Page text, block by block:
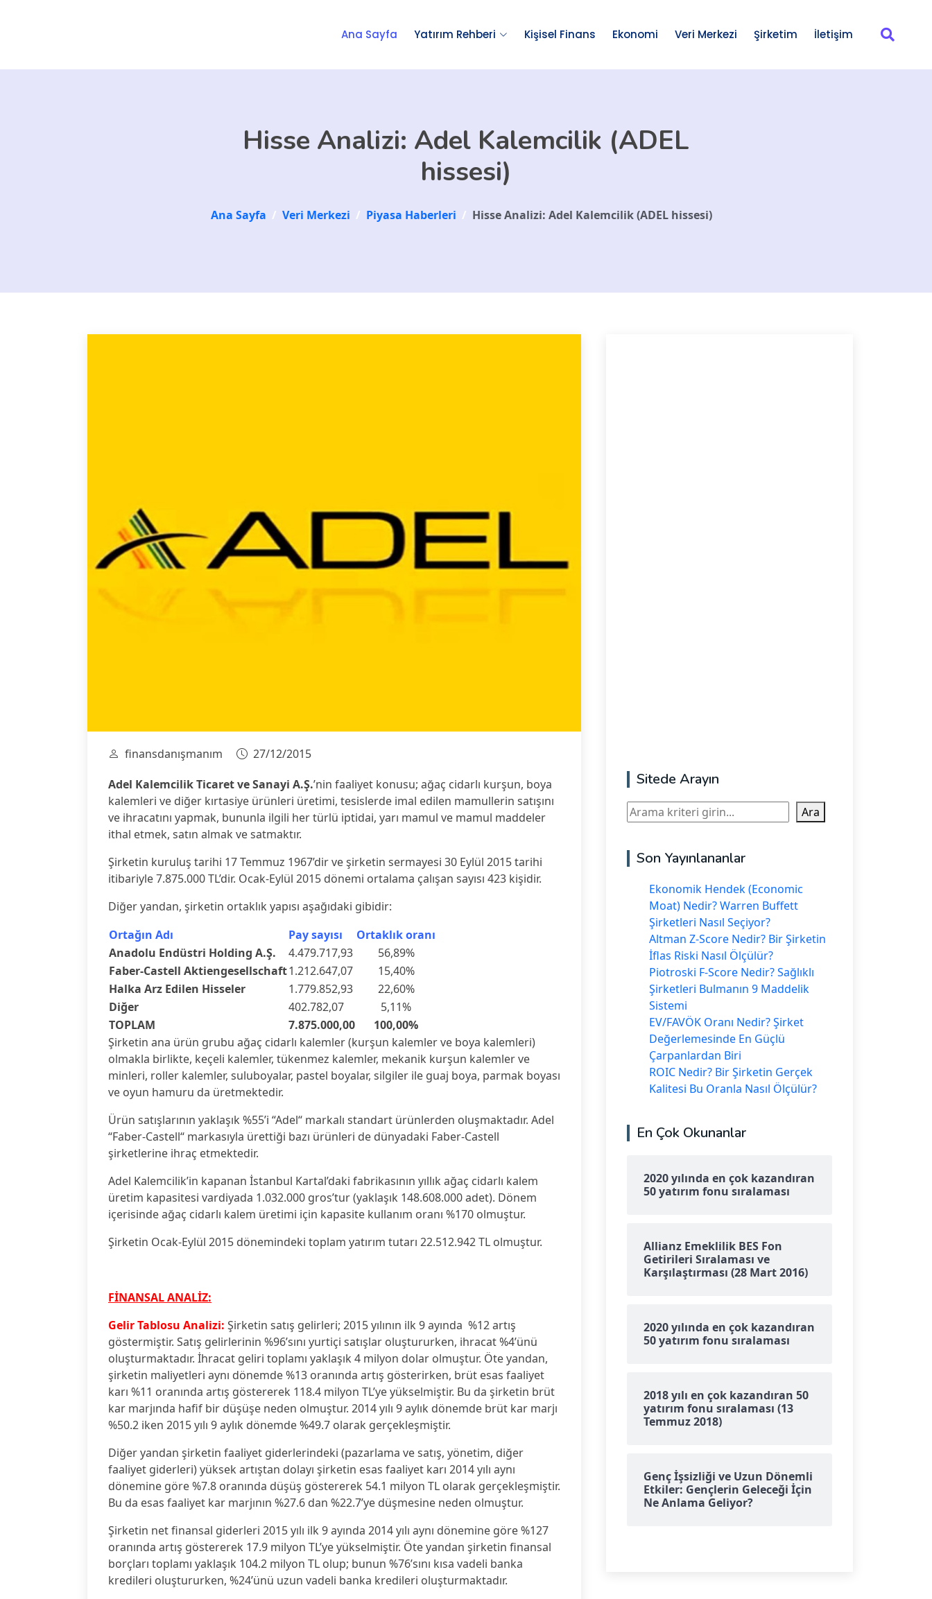
Ana Sayfa Yatırım Rehberi Kişisel Finans Ekonomi Veri Merkezi Şirketim İletişim
Hisse Analizi: Adel Kalemcilik (ADEL
hissesi)
Ana Sayfa / Veri Merkezi / Piyasa Haberleri / Hisse Analizi: Adel Kalemcilik (ADEL hissesi)
finansdanışmanım
27/12/2015
Adel Kalemcilik Ticaret ve Sanayi A.Ş.’nin faaliyet konusu; ağaç cidarlı kurşun, boya
kalemleri ve diğer kırtasiye ürünleri üretimi, tesislerde imal edilen mamullerin satışını
ve ihracatını yapmak, bununla ilgili her türlü iptidai, yarı mamul ve mamul maddeler
ithal etmek, satın almak ve satmaktır.
Şirketin kuruluş tarihi 17 Temmuz 1967’dir ve şirketin sermayesi 30 Eylül 2015 tarihi
itibariyle 7.875.000 TL’dir. Ocak-Eylül 2015 dönemi ortalama çalışan sayısı 423 kişidir.
Diğer yandan, şirketin ortaklık yapısı aşağıdaki gibidir:
Ortağın Adı
Pay sayısı
Ortaklık oranı
Anadolu Endüstri Holding A.Ş.
4.479.717,93
56,89%
Faber-Castell Aktiengesellschaft1.212.647,07
15,40%
Halka Arz Edilen Hisseler
1.779.852,93
22,60%
Diğer
402.782,07
5,11%
TOPLAM
7.875.000,00
100,00%
Şirketin ana ürün grubu ağaç cidarlı kalemler (kurşun kalemler ve boya kalemleri)
olmakla birlikte, keçeli kalemler, tükenmez kalemler, mekanik kurşun kalemler ve
minleri, roller kalemler, suluboyalar, pastel boyalar, silgiler ile guaj boya, parmak boyası
ve oyun hamuru da üretmektedir.
Ürün satışlarının yaklaşık %55’i “Adel“ markalı standart ürünlerden oluşmaktadır. Adel
“Faber-Castell“ markasıyla ürettiği bazı ürünleri de dünyadaki Faber-Castell
şirketlerine ihraç etmektedir.
Adel Kalemcilik’in kapanan İstanbul Kartal’daki fabrikasının yıllık ağaç cidarlı kalem
üretim kapasitesi vardiyada 1.032.000 gros’tur (yaklaşık 148.608.000 adet). Dönem
içerisinde ağaç cidarlı kalem üretimi için kapasite kullanım oranı %170 olmuştur.
Şirketin Ocak-Eylül 2015 dönemindeki toplam yatırım tutarı 22.512.942 TL olmuştur.
FİNANSAL ANALİZ:
Gelir Tablosu Analizi: Şirketin satış gelirleri; 2015 yılının ilk 9 ayında %12 artış
göstermiştir. Satış gelirlerinin %96’sını yurtiçi satışlar oluştururken, ihracat %4’ünü
oluşturmaktadır. İhracat geliri toplamı yaklaşık 4 milyon dolar olmuştur. Öte yandan,
şirketin maliyetleri aynı dönemde %13 oranında artış gösterirken, brüt esas faaliyet
karı %11 oranında artış göstererek 118.4 milyon TL’ye yükselmiştir. Bu da şirketin brüt
kar marjında hafif bir düşüşe neden olmuştur. 2014 yılı 9 aylık dönemde brüt kar marjı
%50.2 iken 2015 yılı 9 aylık dönemde %49.7 olarak gerçekleşmiştir.
Diğer yandan şirketin faaliyet giderlerindeki (pazarlama ve satış, yönetim, diğer
faaliyet giderleri) yüksek artıştan dolayı şirketin esas faaliyet karı 2014 yılı aynı
dönemine göre %7.8 oranında düşüş göstererek 54.1 milyon TL olarak gerçekleşmiştir.
Bu da esas faaliyet kar marjının %27.6 dan %22.7’ye düşmesine neden olmuştur.
Şirketin net finansal giderleri 2015 yılı ilk 9 ayında 2014 yılı aynı dönemine göre %127
oranında artış göstererek 17.9 milyon TL’ye yükselmiştir. Öte yandan şirketin finansal
borçları toplamı yaklaşık 104.2 milyon TL olup; bunun %76’sını kısa vadeli banka
kredileri oluştururken, %24’ünü uzun vadeli banka kredileri oluşturmaktadır.
Sitede Arayın
Ara Ara
Son Yayınlananlar
Ekonomik Hendek (Economic
Moat) Nedir? Warren Buffett
Şirketleri Nasıl Seçiyor?
Altman Z-Score Nedir? Bir Şirketin
İflas Riski Nasıl Ölçülür?
Piotroski F-Score Nedir? Sağlıklı
Şirketleri Bulmanın 9 Maddelik
Sistemi
EV/FAVÖK Oranı Nedir? Şirket
Değerlemesinde En Güçlü
Çarpanlardan Biri
ROIC Nedir? Bir Şirketin Gerçek
Kalitesi Bu Oranla Nasıl Ölçülür?
En Çok Okunanlar
2020 yılında en çok kazandıran
50 yatırım fonu sıralaması
Allianz Emeklilik BES Fon
Getirileri Sıralaması ve
Karşılaştırması (28 Mart 2016)
2020 yılında en çok kazandıran
50 yatırım fonu sıralaması
2018 yılı en çok kazandıran 50
yatırım fonu sıralaması (13
Temmuz 2018)
Genç İşsizliği ve Uzun Dönemli
Etkiler: Gençlerin Geleceği İçin
Ne Anlama Geliyor?